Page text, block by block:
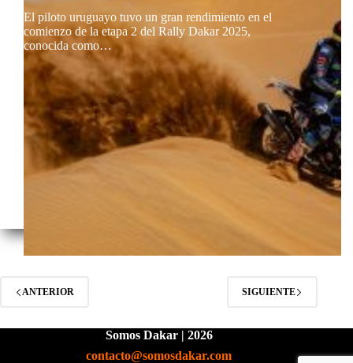
El piloto uruguayo tuvo un gran rendimiento en el
comienzo de la etapa 2 del Rally Dakar 2025,
conocida como…
ANTERIOR SIGUIENTE
Somos Dakar | 2026
contacto@somosdakar.com